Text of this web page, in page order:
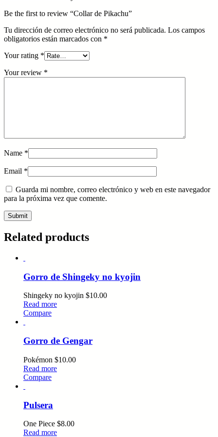
Be the first to review “Collar de Pikachu”
Tu dirección de correo electrónico no será publicada. Los campos
obligatorios están marcados con *
Your rating *
Your review *
Name *
Email *
Guarda mi nombre, correo electrónico y web en este navegador
para la próxima vez que comente.
Related products
Gorro de Shingeky no kyojin
Shingeky no kyojin $10.00
Read more
Compare
Gorro de Gengar
Pokémon $10.00
Read more
Compare
Pulsera
One Piece $8.00
Read more